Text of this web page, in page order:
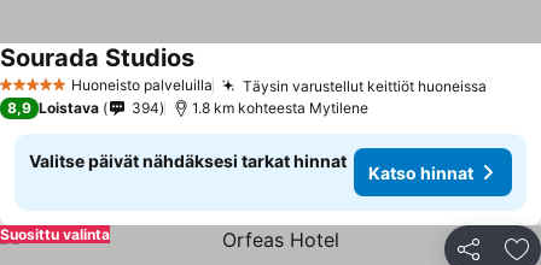
5 TähtiluokitusHuoneisto palveluilla Täysin varustellut keittiöt huoneissa
Sourada StudiosKatso hinnat
8,9 Loistava 394 1.8 km kohteesta Mytilene
Valitse päivät nähdäksesi tarkat hinnat
Katso hinnat
Jaa
Suosittu valinta